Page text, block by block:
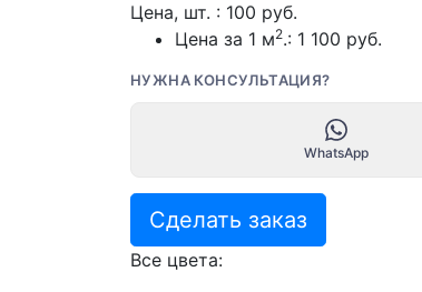
Цена, шт. : 100 руб.
Цена за 1 м2.: 1 100 руб.
НУЖНА КОНСУЛЬТАЦИЯ?
WhatsApp
Сделать заказ
Все цвета: